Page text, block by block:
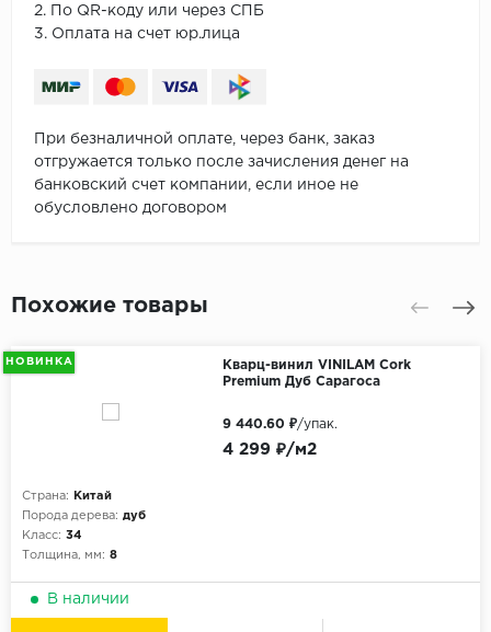
2. По QR-коду или через СПБ
3. Оплата на счет юр.лица
При безналичной оплате, через банк, заказ
отгружается только после зачисления денег на
банковский счет компании, если иное не
обусловлено договором
Похожие товары
НОВИНКА
Кварц-винил VINILAM Cork
Premium Дуб Сарагоса
Страна:
Китай
Порода дерева: дуб
Класс: 34
Толщина, мм: 8
4 299 ₽/м2
9 440.60 ₽/упак.
В наличии